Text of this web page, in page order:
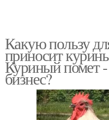
Какую пользу
приносит
Куриный помет -
бизнес?